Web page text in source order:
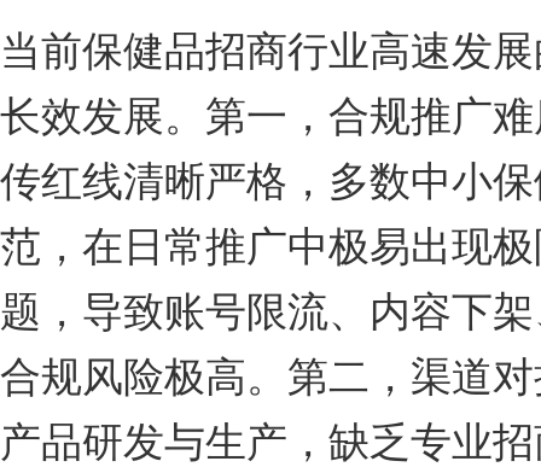
当前保健品招商行业高速发
长效发展。第一，合规推广
传红线清晰严格，多数中小
范，在日常推广中极易出现
题，导致账号限流、内容下
合规风险极高。第二，渠道
产品研发与生产，缺乏专业